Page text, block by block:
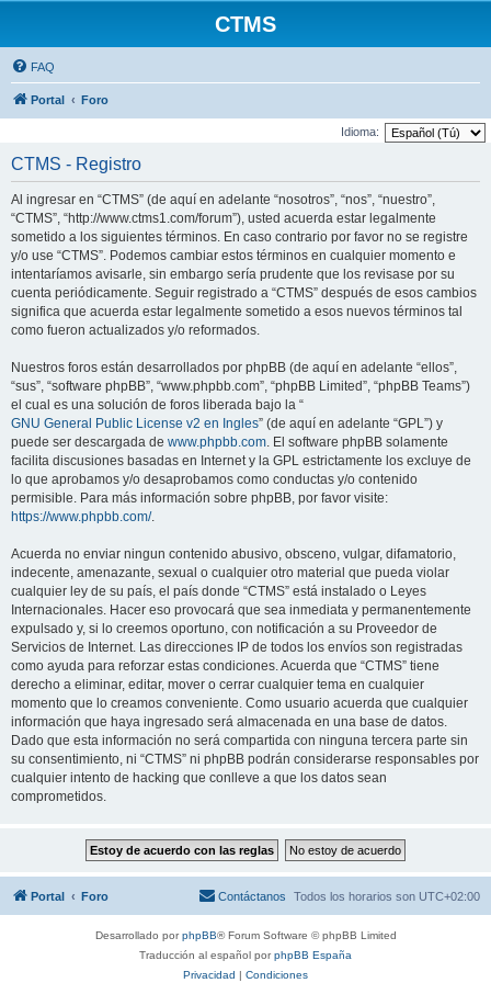
CTMS
FAQ
Portal Foro
Idioma:
CTMS - Registro
Al ingresar en “CTMS” (de aquí en adelante “nosotros”, “nos”, “nuestro”,
“CTMS”, “http://www.ctms1.com/forum”), usted acuerda estar legalmente
sometido a los siguientes términos. En caso contrario por favor no se registre
y/o use “CTMS”. Podemos cambiar estos términos en cualquier momento e
intentaríamos avisarle, sin embargo sería prudente que los revisase por su
cuenta periódicamente. Seguir registrado a “CTMS” después de esos cambios
significa que acuerda estar legalmente sometido a esos nuevos términos tal
como fueron actualizados y/o reformados.
Nuestros foros están desarrollados por phpBB (de aquí en adelante “ellos”,
“sus”, “software phpBB”, “www.phpbb.com”, “phpBB Limited”, “phpBB Teams”)
el cual es una solución de foros liberada bajo la “
GNU General Public License v2 en Ingles” (de aquí en adelante “GPL”) y
puede ser descargada de www.phpbb.com. El software phpBB solamente
facilita discusiones basadas en Internet y la GPL estrictamente los excluye de
lo que aprobamos y/o desaprobamos como conductas y/o contenido
permisible. Para más información sobre phpBB, por favor visite:
https://www.phpbb.com/.
Acuerda no enviar ningun contenido abusivo, obsceno, vulgar, difamatorio,
indecente, amenazante, sexual o cualquier otro material que pueda violar
cualquier ley de su país, el país donde “CTMS” está instalado o Leyes
Internacionales. Hacer eso provocará que sea inmediata y permanentemente
expulsado y, si lo creemos oportuno, con notificación a su Proveedor de
Servicios de Internet. Las direcciones IP de todos los envíos son registradas
como ayuda para reforzar estas condiciones. Acuerda que “CTMS” tiene
derecho a eliminar, editar, mover o cerrar cualquier tema en cualquier
momento que lo creamos conveniente. Como usuario acuerda que cualquier
información que haya ingresado será almacenada en una base de datos.
Dado que esta información no será compartida con ninguna tercera parte sin
su consentimiento, ni “CTMS” ni phpBB podrán considerarse responsables por
cualquier intento de hacking que conlleve a que los datos sean
comprometidos.
Portal Foro Todos los horarios son UTC+02:00
Contáctanos
Desarrollado porphpBB® Forum Software © phpBB Limited
Traducción al español porphpBB España
Privacidad | Condiciones